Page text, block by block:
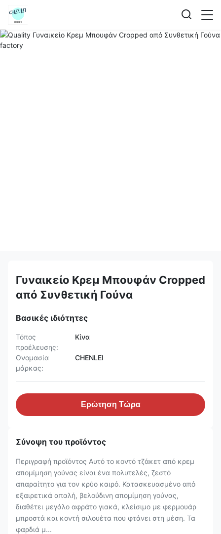
Γυναικείο Κρεμ Μπουφάν Cropped
από Συνθετική Γούνα
Βασικές ιδιότητες
Τόπος
προέλευσης:
Κίνα
Ονομασία
μάρκας:
CHENLEI
Ερώτηση Τώρα
Σύνοψη του προϊόντος
Περιγραφή προϊόντος Αυτό το κοντό τζάκετ από κρεμ
απομίμηση γούνας είναι ένα πολυτελές, ζεστό
απαραίτητο για τον κρύο καιρό. Κατασκευασμένο από
εξαιρετικά απαλή, βελούδινη απομίμηση γούνας,
διαθέτει μεγάλο αφράτο γιακά, κλείσιμο με φερμουάρ
μπροστά και κοντή σιλουέτα που φτάνει στη μέση. Τα
φαρδιά μ...